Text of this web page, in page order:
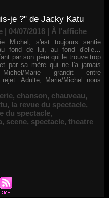
je ?" de Jacky Katu
| 04/07/2018 | À l'affiche
Michel, s'est toujours sentie
fond de lui, au fond d'elle…
par son père qui le trouve trop
par sa mère qui ne l'a jamais
Marie grandit entre
Adulte, Marie/Michel nous
, chanson, chauveau,
, la revue du spectacle,
du spectacle,
, scene, spectacle, theatre